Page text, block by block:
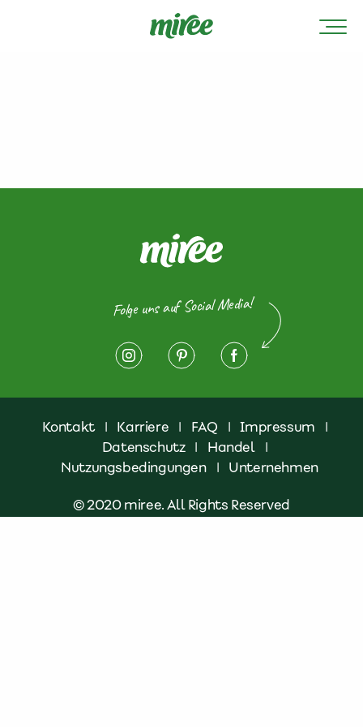
Folge uns auf Social Media!
Kontakt | Karriere | FAQ | Impressum
|
Datenschutz | Handel
|
Nutzungsbedingungen
| Unternehmen
© 2020 miree. All Rights Reserved